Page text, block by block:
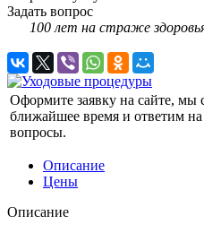
Задать вопрос
100 лет на страже
Оформите заявку на сайте, мы
ближайшее время и ответим
вопросы.
Описание
Цены
Описание